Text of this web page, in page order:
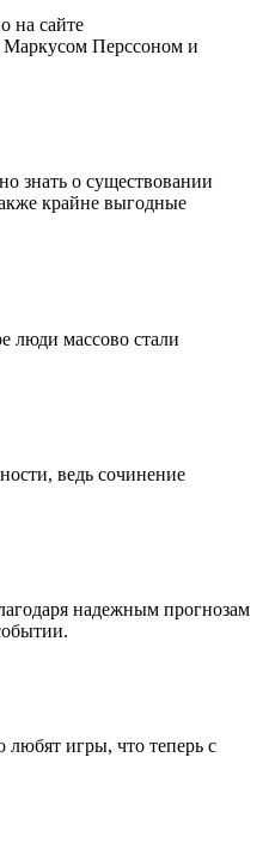
на сайте
Маркусом Перссоном и
знать о существовании
крайне выгодные
люди массово стали
ведь сочинение
надежным прогнозам
игры, что теперь с